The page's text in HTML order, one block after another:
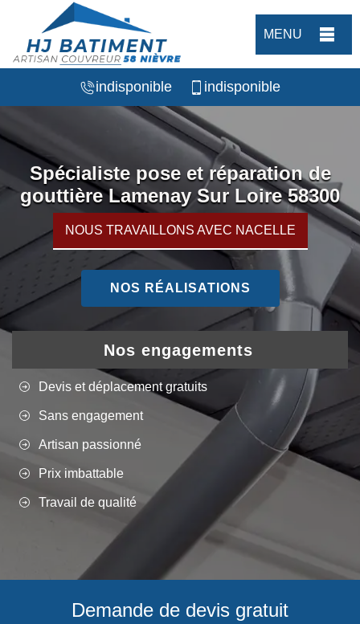
MENU
indisponible indisponible
Spécialiste pose et réparation de
gouttière Lamenay Sur Loire 58300
NOUS TRAVAILLONS AVEC NACELLE
NOS RÉALISATIONS
Nos engagements
Devis et déplacement gratuits
Sans engagement
Artisan passionné
Prix imbattable
Travail de qualité
Demande de devis gratuit